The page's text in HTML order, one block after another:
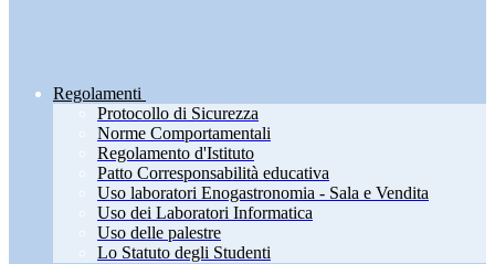
Regolamenti
Protocollo di Sicurezza
Norme Comportamentali
Regolamento d'Istituto
Patto Corresponsabilità educativa
Uso laboratori Enogastronomia - Sala e Vendita
Uso dei Laboratori Informatica
Uso delle palestre
Lo Statuto degli Studenti